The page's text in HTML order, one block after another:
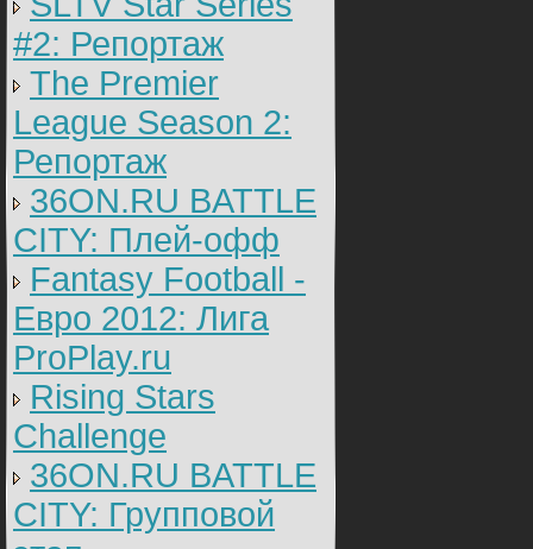
#2: Репортаж
The Premier
League Season 2:
Репортаж
36ON.RU BATTLE
CITY: Плей-офф
Fantasy Football -
Евро 2012: Лига
ProPlay.ru
Rising Stars
Challenge
36ON.RU BATTLE
CITY: Групповой